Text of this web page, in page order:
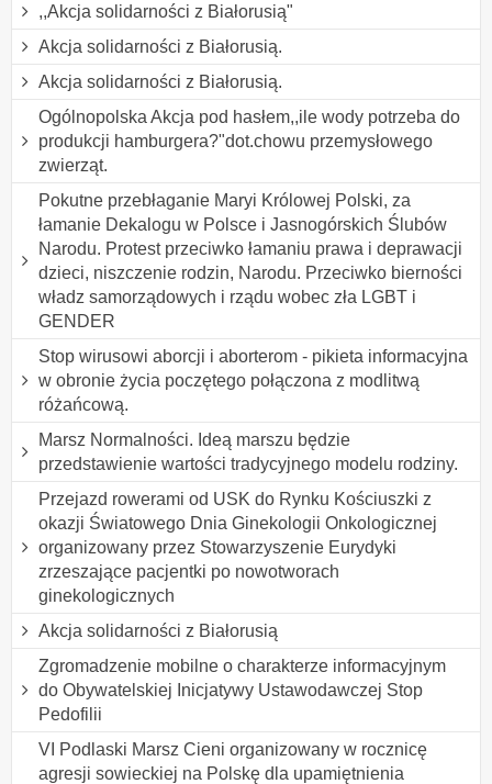
,,Akcja solidarności z Białorusią"
Akcja solidarności z Białorusią.
Akcja solidarności z Białorusią.
Ogólnopolska Akcja pod hasłem,,ile wody potrzeba do
produkcji hamburgera?"dot.chowu przemysłowego
zwierząt.
Pokutne przebłaganie Maryi Królowej Polski, za
łamanie Dekalogu w Polsce i Jasnogórskich Ślubów
Narodu. Protest przeciwko łamaniu prawa i deprawacji
dzieci, niszczenie rodzin, Narodu. Przeciwko bierności
władz samorządowych i rządu wobec zła LGBT i
GENDER
Stop wirusowi aborcji i aborterom - pikieta informacyjna
w obronie życia poczętego połączona z modlitwą
różańcową.
Marsz Normalności. Ideą marszu będzie
przedstawienie wartości tradycyjnego modelu rodziny.
Przejazd rowerami od USK do Rynku Kościuszki z
okazji Światowego Dnia Ginekologii Onkologicznej
organizowany przez Stowarzyszenie Eurydyki
zrzeszające pacjentki po nowotworach
ginekologicznych
Akcja solidarności z Białorusią
Zgromadzenie mobilne o charakterze informacyjnym
do Obywatelskiej Inicjatywy Ustawodawczej Stop
Pedofilii
VI Podlaski Marsz Cieni organizowany w rocznicę
agresji sowieckiej na Polskę dla upamiętnienia